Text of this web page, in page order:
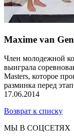
Maxime van
Член молодежной
выиграла
Masters, которое
разминка перед
17.06.2014
Возврат к списку
МЫ В СОЦСЕТЯХ